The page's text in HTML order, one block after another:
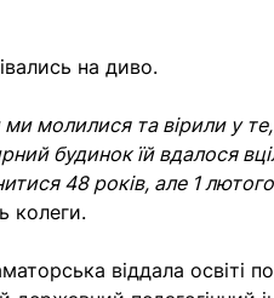
на диво.
ми молилися та вірили у
будинок їй вдалося
48 років, але 1
колеги.
віддала освіті